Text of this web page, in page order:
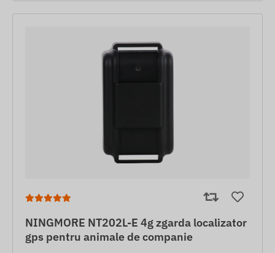
NINGMORE NT202L-E 4g zgarda localizator
gps pentru animale de companie